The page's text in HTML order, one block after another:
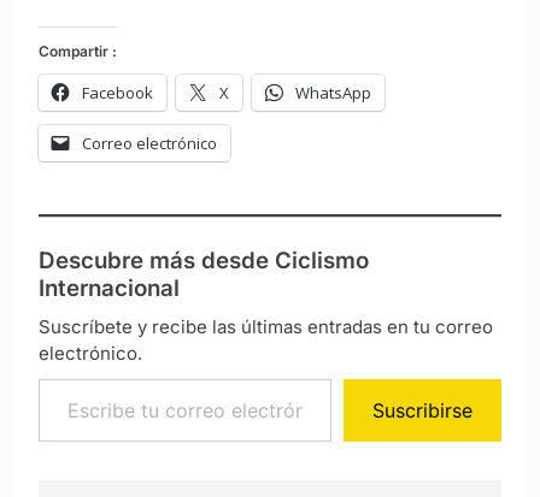
Compartir :
Facebook X WhatsApp
Correo electrónico
Descubre más desde Ciclismo
Internacional
Suscríbete y recibe las últimas entradas en tu correo
electrónico.
Escribe tu correo electrónico…
Suscribirse